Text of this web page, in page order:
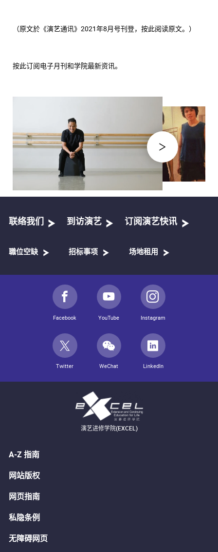
（原文於《演艺通讯》2021年8月号刊登， 按此阅读原文。）
按此订阅电子月刊和学院最新资讯。
联络我们 到访演艺 订阅演艺快讯
職位空缺 招标事项 场地租用
Facebook YouTube Instagram
Twitter WeChat LinkedIn
演艺进修学院(EXCEL)
A-Z 指南
网站版权
网页指南
私隐条例
无障碍网页